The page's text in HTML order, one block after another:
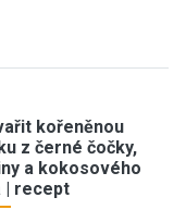
kořeněnou
z černé čočky,
a kokosového
| recept